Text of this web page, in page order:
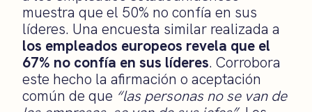
muestra que el 50% no confía en sus
líderes. Una encuesta similar realizada a
los empleados europeos revela que el
67% no confía en sus líderes. Corrobora
este hecho la afirmación o aceptación
común de que “las personas no se van de